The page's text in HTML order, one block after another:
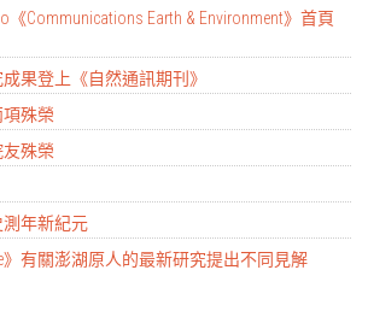
Communications Earth & Environment》首頁
果登上《自然通訊期刊》
殊榮
殊榮
測年新紀元
》有關澎湖原人的最新研究提出不同見解